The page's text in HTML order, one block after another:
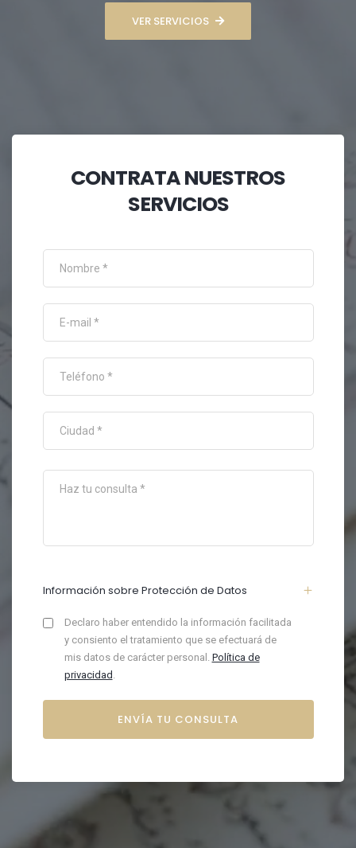
VER SERVICIOS
CONTRATA NUESTROS
SERVICIOS
Información sobre Protección de Datos
Declaro haber entendido la información facilitada
y consiento el tratamiento que se efectuará de
mis datos de carácter personal. Política de
privacidad .